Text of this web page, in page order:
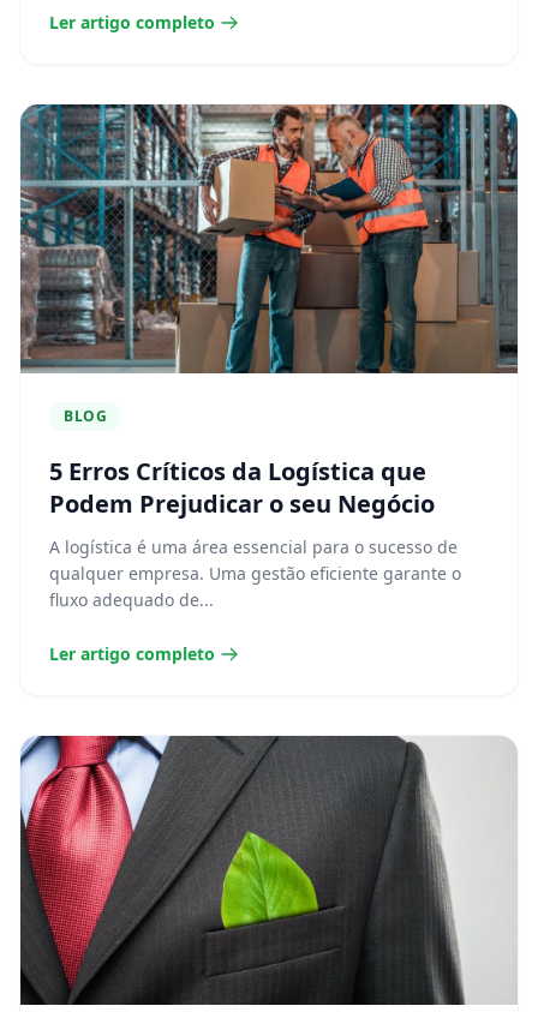
Ler artigo completo
BLOG
5 Erros Críticos da Logística que
Podem Prejudicar o seu Negócio
A logística é uma área essencial para o sucesso de
qualquer empresa. Uma gestão eficiente garante o
fluxo adequado de...
Ler artigo completo